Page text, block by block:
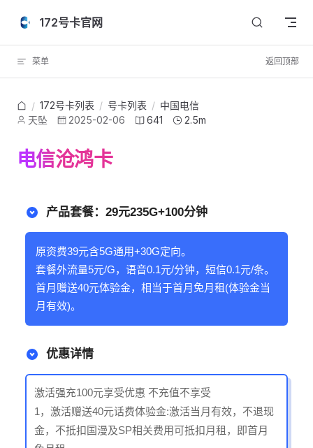
Skip to content
172号卡官网
菜单 返回顶部
/ 172号卡列表 / 号卡列表 / 中国电信
天坠
2025-02-06 641 2.5m
电信沧鸿卡
产品套餐：29元235G+100分钟
原资费39元含5G通用+30G定向。
套餐外流量5元/G，语音0.1元/分钟，短信0.1元/条。
首月赠送40元体验金，相当于首月免月租(体验金当
月有效)。
优惠详情
激活强充100元享受优惠 不充值不享受
1，激活赠送40元话费体验金:激活当月有效，不退现
金，不抵扣国漫及SP相关费用可抵扣月租，即首月